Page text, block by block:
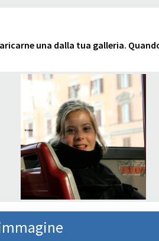
una dalla tua galleria.